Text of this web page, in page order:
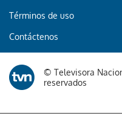
Términos de uso
Contáctenos
© Televisora
reservados